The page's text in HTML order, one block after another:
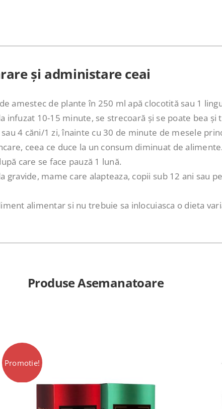
și administare ceai
amestec de plante în 250 ml apă clocotită sau 1
infuzat 10-15 minute, se strecoară și se poate bea
4 căni/1 zi, înainte cu 30 de minute de mesele
ceea ce duce la un consum diminuat de alimente.
care se face pauză 1 lună.
gravide, mame care alapteaza, copii sub 12 ani sau
alimentar si nu trebuie sa inlocuiasca o dieta
Produse Asemanatoare
Promotie!